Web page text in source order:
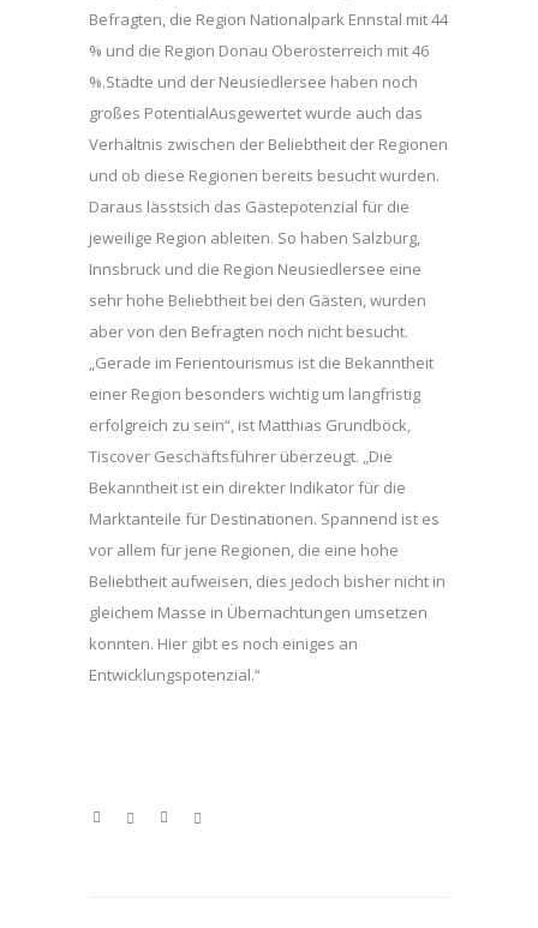
Befragten, die Region Nationalpark Ennstal mit 44
% und die Region Donau Oberösterreich mit 46
%.Städte und der Neusiedlersee haben noch
großes PotentialAusgewertet wurde auch das
Verhältnis zwischen der Beliebtheit der Regionen
und ob diese Regionen bereits besucht wurden.
Daraus lässtsich das Gästepotenzial für die
jeweilige Region ableiten. So haben Salzburg,
Innsbruck und die Region Neusiedlersee eine
sehr hohe Beliebtheit bei den Gästen, wurden
aber von den Befragten noch nicht besucht.
„Gerade im Ferientourismus ist die Bekanntheit
einer Region besonders wichtig um langfristig
erfolgreich zu sein“, ist Matthias Grundböck,
Tiscover Geschäftsführer überzeugt. „Die
Bekanntheit ist ein direkter Indikator für die
Marktanteile für Destinationen. Spannend ist es
vor allem für jene Regionen, die eine hohe
Beliebtheit aufweisen, dies jedoch bisher nicht in
gleichem Masse in Übernachtungen umsetzen
konnten. Hier gibt es noch einiges an
Entwicklungspotenzial.“